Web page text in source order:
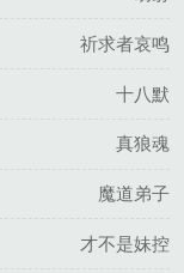
祈求者哀鸣
十八默
真狼魂
魔道弟子
才不是妹控